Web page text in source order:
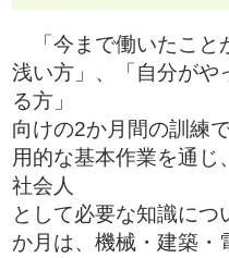
「今まで働いたこと
浅い方」、「自分がや
る方」
向けの2か月間の訓練
用的な基本作業を通じ
社会人
として必要な知識に
か月は、機械・建築・